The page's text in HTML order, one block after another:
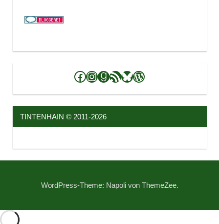
Facebook
Instagram
Goodreads
RSS-Feed
Bluesky
WordPress
TINTENHAIN © 2011-2026
WordPress-Theme: Napoli von ThemeZee.